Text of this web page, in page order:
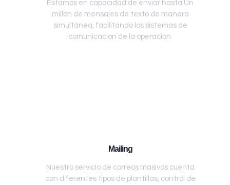
Estamos en capacidad de enviar hasta Un
millón de mensajes de texto de manera
simultánea, facilitando los sistemas de
comunicación de la operación.
Mailing
Nuestro servicio de correos masivos cuenta
con diferentes tipos de plantillas, control de